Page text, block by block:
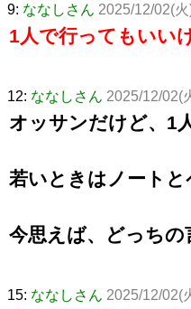
9: ななしさん 2025/12/02(
1人で行ってもいい
12: ななしさん 2025/12/02(
オッサンだけど、1
若いときはノート
今思えば、どっちの
15: ななしさん 2025/12/02(